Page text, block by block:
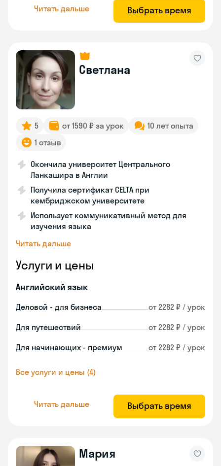
Читать дальше Выбрать время
Светлана
5 от 1590 ₽ за урок
10 лет опыта
1 отзыв
Окончила университет Центрального
Ланкашира в Англии
Получила сертификат СELTA при
кембриджском университете
Использует коммуникативный метод для
изучения языка
Читать дальше
Услуги и цены
Английский язык
Деловой - для бизнеса от 2282 ₽ / урок
Для путешествий от 2282 ₽ / урок
Для начинающих - премиум от 2282 ₽ / урок
Все услуги и цены (4)
Читать дальше Выбрать время
Мария